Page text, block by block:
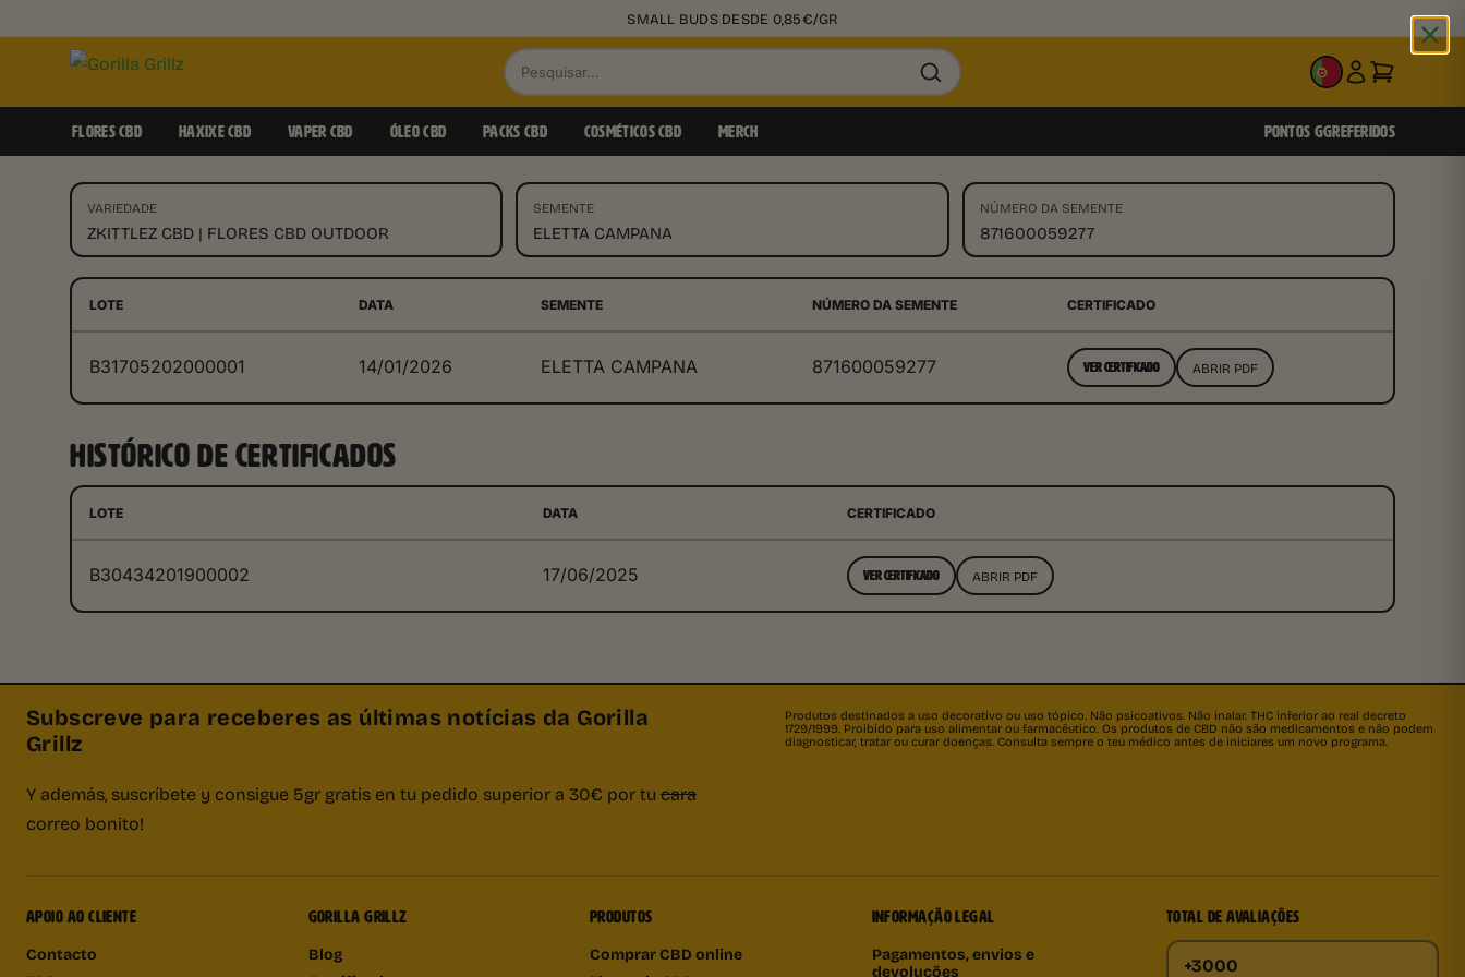
SMALL BUDS DESDE 0,85€/GR
Pesquisar
produtos
PT
FLORES CBD HAXIXE CBD VAPER CBD ÓLEO CBD PACKS CBD COSMÉTICOS CBD MERCH PONTOS GGREFERIDOS
VARIEDADE
ZKITTLEZ CBD | FLORES CBD OUTDOOR
SEMENTE
ELETTA CAMPANA
NÚMERO DA SEMENTE
871600059277
LOTE DATA SEMENTE NÚMERO DA SEMENTE CERTIFICADO
B31705202000001 14/01/2026 ELETTA CAMPANA 871600059277 VER CERTIFICADO ABRIR PDF
HISTÓRICO DE CERTIFICADOS
LOTE DATA CERTIFICADO
B30434201900002 17/06/2025 VER CERTIFICADO ABRIR PDF
Subscreve para receberes as últimas notícias da Gorilla
Grillz
Y además, suscríbete y consigue 5gr gratis en tu pedido superior a 30€ por tu cara
correo bonito!
Produtos destinados a uso decorativo ou uso tópico. Não psicoativos. Não inalar. THC inferior ao real decreto
1729/1999. Proibido para uso alimentar ou farmacêutico. Os produtos de CBD não são medicamentos e não podem
diagnosticar, tratar ou curar doenças. Consulta sempre o teu médico antes de iniciares um novo programa.
APOIO AO CLIENTE
Contacto
GORILLA GRILLZ
Blog
PRODUTOS
Comprar CBD online
INFORMAÇÃO LEGAL
Pagamentos, envios e
devoluções
TOTAL DE AVALIAÇÕES
+3000